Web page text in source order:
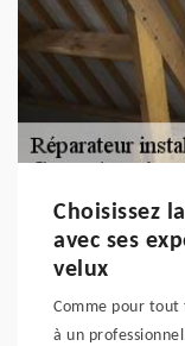
Choisissez
avec ses
velux
Comme pour
à un